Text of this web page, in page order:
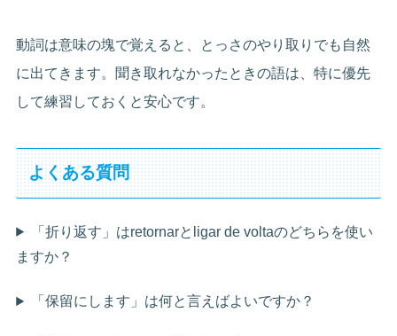
動詞は意味の塊で覚えると、とっさのやり取りでも自然
に出てきます。聞き取れなかったときの語は、特に優先
して練習しておくと安心です。
よくある質問
「折り返す」はretornarとligar de voltaのどちらを使い
ますか？
「保留にします」は何と言えばよいですか？